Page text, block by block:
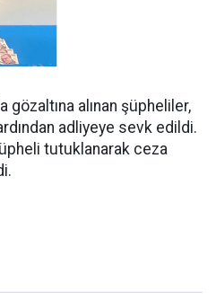
gözaltına alınan şüpheliler,
adliyeye sevk edildi.
tutuklanarak ceza